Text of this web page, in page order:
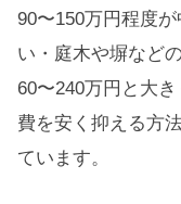
90〜150万円程度
い・庭木や塀など
60〜240万円と大
費を安く抑える方
ています。